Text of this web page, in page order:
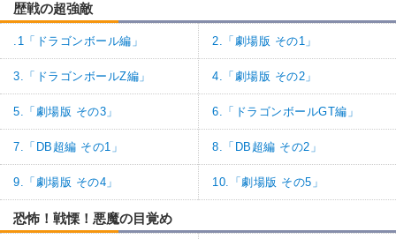
歴戦の超強敵
.1「ドラゴンボール編」 2.「劇場版 その1」
3.「ドラゴンボールZ編」 4.「劇場版 その2」
5.「劇場版 その3」 6.「ドラゴンボールGT編」
7.「DB超編 その1」 8.「DB超編 その2」
9.「劇場版 その4」 10.「劇場版 その5」
恐怖！戦慄！悪魔の目覚め